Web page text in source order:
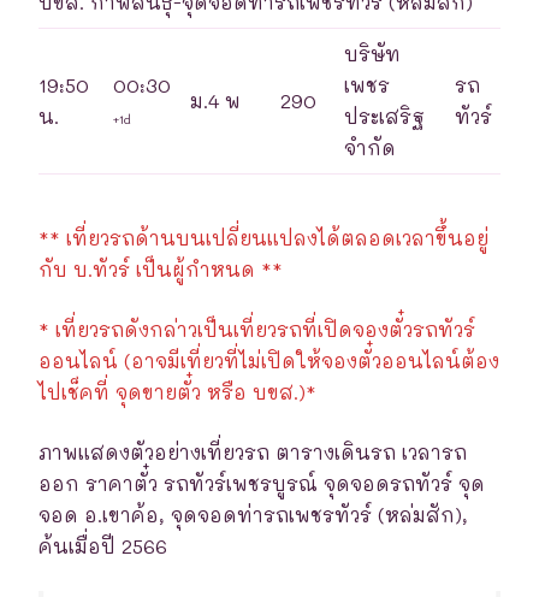
19:50
น.
00:30
+1d
ม.4 พ 290
บริษัท
เพชร
ประเสริฐ
จำกัด
รถ
ทัวร์
** เที่ยวรถด้านบนเปลี่ยนแปลงได้ตลอดเวลาขึ้นอยู่
กับ บ.ทัวร์ เป็นผู้กำหนด **
* เที่ยวรถดังกล่าวเป็นเที่ยวรถที่เปิดจองตั๋วรถทัวร์
ออนไลน์ (อาจมีเที่ยวที่ไม่เปิดให้จองตั๋วออนไลน์ต้อง
ไปเช็คที่ จุดขายตั๋ว หรือ บขส.)*
ภาพแสดงตัวอย่างเที่ยวรถ ตารางเดินรถ เวลารถ
ออก ราคาตั๋ว รถทัวร์เพชรบูรณ์ จุดจอดรถทัวร์ จุด
จอด อ.เขาค้อ, จุดจอดท่ารถเพชรทัวร์ (หล่มสัก),
ค้นเมื่อปี 2566